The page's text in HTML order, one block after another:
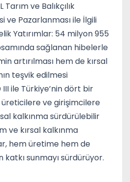
ve Balıkçılık
ve Pazarlanması ile İlgili
Yatırımlar: 54 milyon 955
sağlanan hibelerle
artırılması hem de kırsal
teşvik edilmesi
III ile Türkiye’nin dört bir
ve girişimcilere
kalkınma sürdürülebilir
ve kırsal kalkınma
hem üretime hem de
sunmayı sürdürüyor.